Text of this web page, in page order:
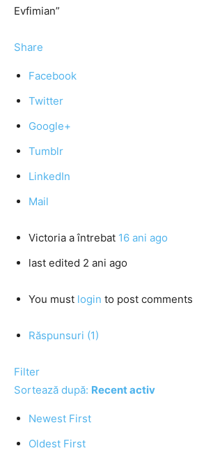
Evfimian”
Share
Facebook
Twitter
Google+
Tumblr
LinkedIn
Mail
Victoria a întrebat 16 ani ago
last edited 2 ani ago
You must login to post comments
Răspunsuri (1)
Filter
Sortează după: Recent activ
Newest First
Oldest First